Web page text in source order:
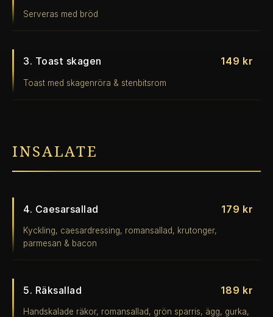
Serveras med bröd
3. Toast skagen 149 kr
Toast med skagenröra & stenbitsrom
INSALATE
4. Caesarsallad 179 kr
Kyckling, caesardressing, romansallad, krutonger,
parmesan & bacon
5. Räksallad 189 kr
Handskalade räkor, romansallad, grön sparris, ägg, gurka,